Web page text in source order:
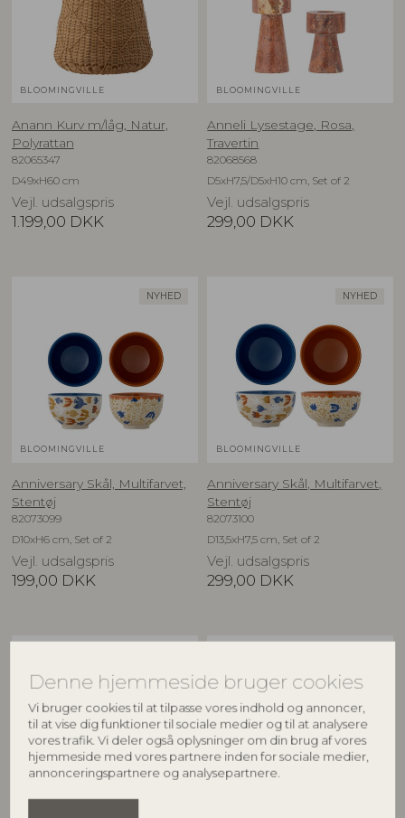
Denne hjemmeside bruger cookies
Vi bruger cookies til at tilpasse vores indhold og annoncer,
til at vise dig funktioner til sociale medier og til at analysere
vores trafik. Vi deler også oplysninger om din brug af vores
hjemmeside med vores partnere inden for sociale medier,
annonceringspartnere og analysepartnere.
BLOOMINGVILLE
Anann Kurv m/låg, Natur,
Polyrattan
82065347
D49xH60 cm
Vejl. udsalgspris
1.199,00 DKK
BLOOMINGVILLE
Anneli Lysestage, Rosa,
Travertin
82068568
D5xH7,5/D5xH10 cm, Set of 2
Vejl. udsalgspris
299,00 DKK
NYHED
BLOOMINGVILLE
Anniversary Skål, Multifarvet,
Stentøj
82073099
D10xH6 cm, Set of 2
Vejl. udsalgspris
199,00 DKK
NYHED
BLOOMINGVILLE
Anniversary Skål, Multifarvet,
Stentøj
82073100
D13,5xH7,5 cm, Set of 2
Vejl. udsalgspris
299,00 DKK